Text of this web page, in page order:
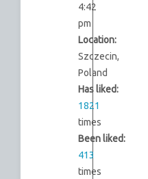
4:42
pm
Location:
Szczecin,
Poland
Has liked:
1821
times
Been liked:
413
times